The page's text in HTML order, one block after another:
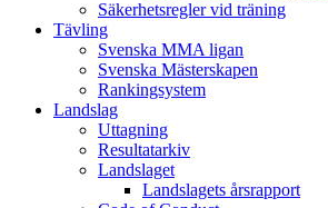
Säkerhetsregler vid träning
Tävling
Svenska MMA ligan
Svenska Mästerskapen
Rankingsystem
Landslag
Uttagning
Resultatarkiv
Landslaget
Landslagets årsrapport